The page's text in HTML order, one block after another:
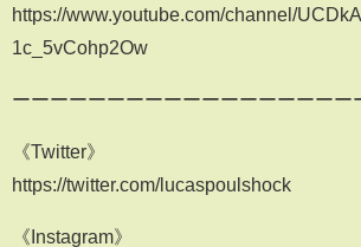
https://www.youtube.com/channel/
1c_5vCohp2Ow
ーーーーーーーーーーーーーーーーーー
《Twitter》
https://twitter.com/lucaspoulshock
《Instagram》